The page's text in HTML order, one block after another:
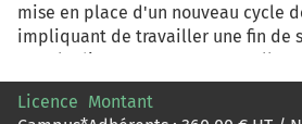
mise en place d'un nouveau cycle
impliquant de travailler une fin de
Pour le directeur, «cette nouvelle
permettre de financer les
tout en évitant de geler les
Licence Montant